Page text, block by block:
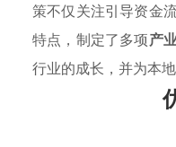
策不仅关注引导资金
特点，制定了多项产
行业的成长，并为本